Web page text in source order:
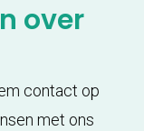
over
contact op
met ons